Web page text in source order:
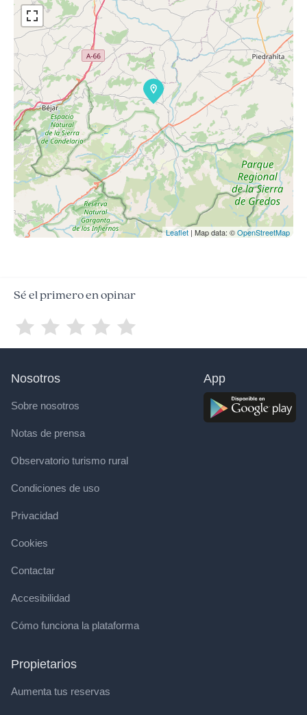
Leaflet | Map data: ©OpenStreetMap
Sé el primero en opinar
Nosotros
Sobre nosotros
Notas de prensa
Observatorio turismo rural
Condiciones de uso
Privacidad
Cookies
Contactar
Accesibilidad
Cómo funciona la plataforma
Propietarios
Aumenta tus reservas
App